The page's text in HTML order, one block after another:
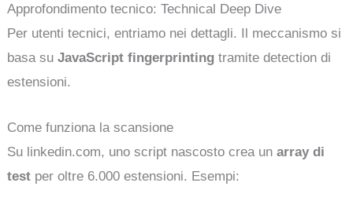
Approfondimento tecnico: Technical Deep Dive
Per utenti tecnici, entriamo nei dettagli. Il meccanismo si
basa suJavaScript fingerprinting tramite detection di
estensioni.
Come funziona la scansione
Su linkedin.com, uno script nascosto crea unarray di
test per oltre 6.000 estensioni. Esempi: